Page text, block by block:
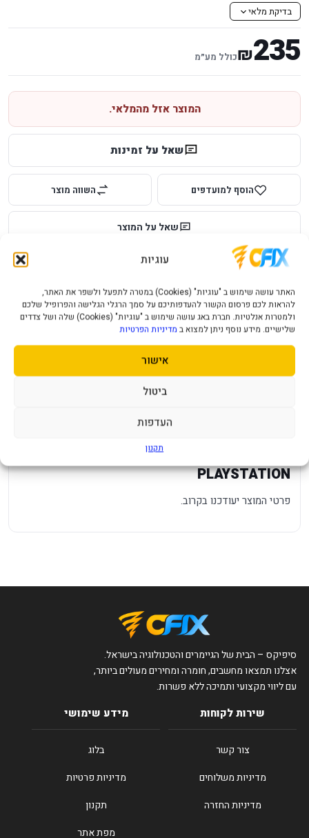
עוגיות
האתר עושה שימוש ב "עוגיות" (Cookies) במטרה לתפעל ולשפר את האתר,
להראות לכם פרסום הקשור להעדפותיכם על סמך הרגלי הגלישה והפרופיל שלכם
ולמטרות אנלטיות. חברת באג עושה שימוש ב "עוגיות" (Cookies) שלה ושל צדדים
שלישיים. מידע נוסף ניתן למצוא ב מדיניות הפרטיות
אישור
ביטול
העדפות
תקנון
בדיקת מלאי
235
₪כולל מע״מ
המוצר אזל מהמלאי.
שאל על זמינות
הוסף למועדפים השווה מוצר
שאל על המוצר
עלות משלוח לכל ארץ
תמיכה ושירות
מענה מהיר ומקצועי
תשלום מאובטח
תקן SSL מאובטח
תיאור מוצר מפרט טכני שאלות נפוצות
PS5 RESIDNT EVIL REQUIEM
PLAYSTATION
פרטי המוצר יעודכנו בקרוב.
סיפיקס – הבית של הגיימרים והטכנולוגיה בישראל.
אצלנו תמצאו מחשבים, חומרה ומחירים מעולים ביותר,
עם ליווי מקצועי ותמיכה ללא פשרות.
שירות לקוחות
צור קשר
מדיניות משלוחים
מדיניות החזרה
מידע שימושי
בלוג
מדיניות פרטיות
תקנון
מפת אתר